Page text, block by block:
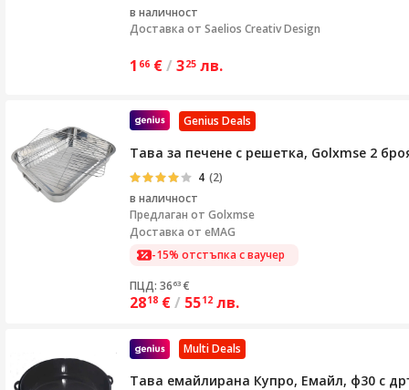
в наличност
Доставка от Saelios Creativ Design
1 66 €/ 325 лв.
Genius Deals
Тава за печене с решетка, Golxmse 2
4 (2)
в наличност
Предлаган от Golxmse
Доставка от eMAG
-15% отстъпка с ваучер
ПЦД: 36 63 €
2818 €/ 5512 лв.
Multi Deals
Тава емайлирана Купро, Емайл, ф30 с